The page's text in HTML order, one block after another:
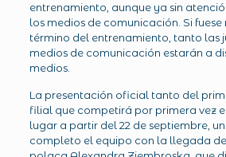
entrenamiento, aunque ya sin
los medios de comunicación. Si fuese
término del entrenamiento, tanto las
medios de comunicación estarán a
medios.
La presentación oficial tanto del
filial que competirá por primera vez
lugar a partir del 22 de septiembre,
completo el equipo con la llegada